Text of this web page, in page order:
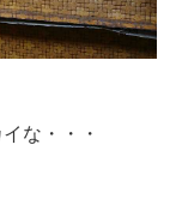
な・・・